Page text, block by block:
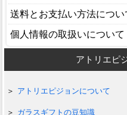
送料とお支払い方法につい
個人情報の取扱いについて
アトリエピ
アトリエピジョンについて
ガラスギフトの豆知識